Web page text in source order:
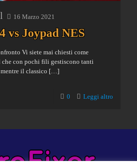
16 Marzo 2021
vs Joypad NES
Vi siete mai chiesti come
che con pochi fili gestiscono tanti
il classico […]
0 Leggi altro